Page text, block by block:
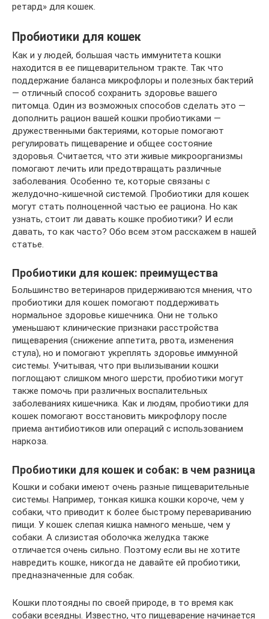
ретард» для кошек.
Пробиотики для кошек
Как и у людей, большая часть иммунитета кошки
находится в ее пищеварительном тракте. Так что
поддержание баланса микрофлоры и полезных бактерий
— отличный способ сохранить здоровье вашего
питомца. Один из возможных способов сделать это —
дополнить рацион вашей кошки пробиотиками —
дружественными бактериями, которые помогают
регулировать пищеварение и общее состояние
здоровья. Считается, что эти живые микроорганизмы
помогают лечить или предотвращать различные
заболевания. Особенно те, которые связаны с
желудочно-кишечной системой. Пробиотики для кошек
могут стать полноценной частью ее рациона. Но как
узнать, стоит ли давать кошке пробиотики? И если
давать, то как часто? Обо всем этом расскажем в нашей
статье.
Пробиотики для кошек: преимущества
Большинство ветеринаров придерживаются мнения, что
пробиотики для кошек помогают поддерживать
нормальное здоровье кишечника. Они не только
уменьшают клинические признаки расстройства
пищеварения (снижение аппетита, рвота, изменения
стула), но и помогают укреплять здоровье иммунной
системы. Учитывая, что при вылизывании кошки
поглощают слишком много шерсти, пробиотики могут
также помочь при различных воспалительных
заболеваниях кишечника. Как и людям, пробиотики для
кошек помогают восстановить микрофлору после
приема антибиотиков или операций с использованием
наркоза.
Пробиотики для кошек и собак: в чем разница
Кошки и собаки имеют очень разные пищеварительные
системы. Например, тонкая кишка кошки короче, чем у
собаки, что приводит к более быстрому перевариванию
пищи. У кошек слепая кишка намного меньше, чем у
собаки. А слизистая оболочка желудка также
отличается очень сильно. Поэтому если вы не хотите
навредить кошке, никогда не давайте ей пробиотики,
предназначенные для собак.
Кошки плотоядны по своей природе, в то время как
собаки всеядны. Известно, что пищеварение начинается